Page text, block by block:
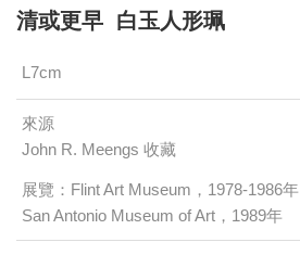
清或更早 白玉人形珮
L7cm
來源
John R. Meengs 收藏
展覽：Flint Art Museum，1978-1986年
San Antonio Museum of Art，1989年